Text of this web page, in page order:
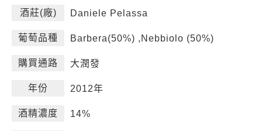
酒莊(廠) Daniele Pelassa
葡萄品種 Barbera(50%) ,Nebbiolo (50%)
購買通路 大潤發
年份 2012年
酒精濃度 14%